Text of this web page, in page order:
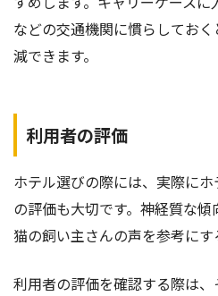
などの交通機関に慣らしてお
減できます。
利用者の評価
ホテル選びの際には、実際に
の評価も大切です。神経質な
猫の飼い主さんの声を参考にす
利用者の評価を確認する際は